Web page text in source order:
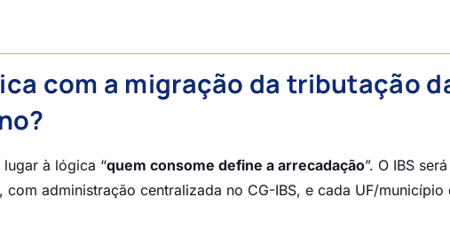
com a migração da tributação
lugar à lógica “quem consome define a arrecadação”. O IBS será
administração centralizada no CG-IBS, e cada UF/município